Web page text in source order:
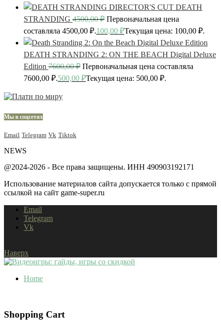
DEATH
STRANDING 4500,00₽ Первоначальная цена
составляла 4500,00 ₽.100,00 ₽Текущая цена: 100,00 ₽.
DEATH STRANDING 2: ON THE BEACH Digital Deluxe
Edition 7600,00₽ Первоначальная цена составляла
7600,00 ₽.500,00 ₽Текущая цена: 500,00 ₽.
Мы в соцсетях
Email Telegram Vk Tiktok
NEWS
@2024-2026 - Все права защищены. ИНН 490903192171
Использование материалов сайта допускается только с прямой
ссылкой на сайт game-super.ru
Email
Telegram
Vk
Наверх
Home
Shopping Cart